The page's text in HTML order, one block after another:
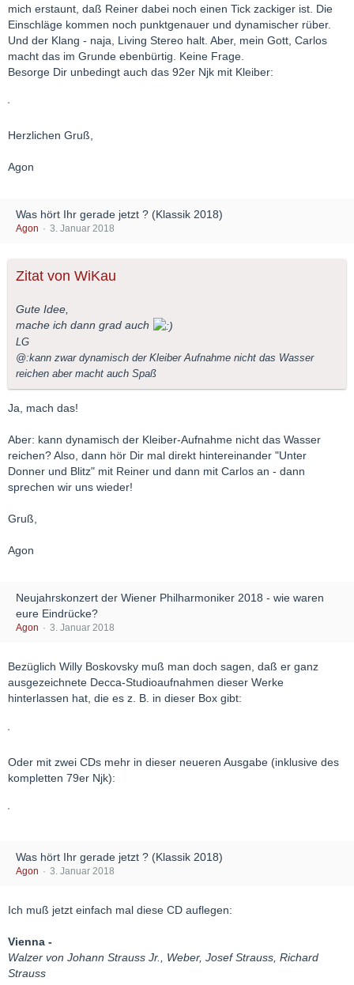
mich erstaunt, daß Reiner dabei noch einen Tick zackiger ist. Die
Einschläge kommen noch punktgenauer und dynamischer rüber.
Und der Klang - naja, Living Stereo halt. Aber, mein Gott, Carlos
macht das im Grunde ebenbürtig. Keine Frage.
Besorge Dir unbedingt auch das 92er Njk mit Kleiber:
Herzlichen Gruß,
Agon
Was hört Ihr gerade jetzt ? (Klassik 2018)
Agon 3. Januar 2018
Zitat von WiKau
Gute Idee,
mache ich dann grad auch
LG
@:kann zwar dynamisch der Kleiber Aufnahme nicht das Wasser
reichen aber macht auch Spaß
Ja, mach das!
Aber: kann dynamisch der Kleiber-Aufnahme nicht das Wasser
reichen? Also, dann hör Dir mal direkt hintereinander "Unter
Donner und Blitz" mit Reiner und dann mit Carlos an - dann
sprechen wir uns wieder!
Gruß,
Agon
Neujahrskonzert der Wiener Philharmoniker 2018 - wie waren
eure Eindrücke?
Agon 3. Januar 2018
Bezüglich Willy Boskovsky muß man doch sagen, daß er ganz
ausgezeichnete Decca-Studioaufnahmen dieser Werke
hinterlassen hat, die es z. B. in dieser Box gibt:
Oder mit zwei CDs mehr in dieser neueren Ausgabe (inklusive des
kompletten 79er Njk):
Was hört Ihr gerade jetzt ? (Klassik 2018)
Agon 3. Januar 2018
Ich muß jetzt einfach mal diese CD auflegen:
Vienna -
Walzer von Johann Strauss Jr., Weber, Josef Strauss, Richard
Strauss